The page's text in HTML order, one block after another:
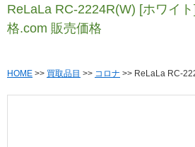
ReLaLa RC-2224R(W) [ホワイ
格.com 販売価格
HOME >> 買取品目 >> コロナ >> ReLaLa RC-